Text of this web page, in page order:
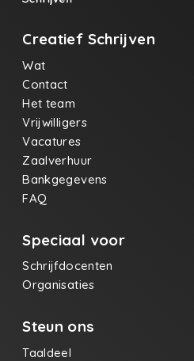
Creatief Schrijven
Wat
Contact
Het team
Vrijwilligers
Vacatures
Zaalverhuur
Bankgegevens
FAQ
Speciaal voor
Schrijfdocenten
Organisaties
Steun ons
Taaldeel